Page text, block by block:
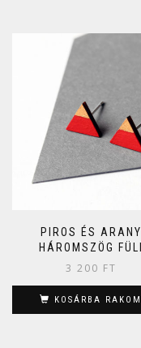
PIROS ÉS ARANY
HÁROMSZÖG FÜLI
3 200 FT
KOSÁRBA RAKOM